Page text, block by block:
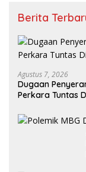
Berita
Agustus 7, 2026
Dugaan
Perkara Tuntas